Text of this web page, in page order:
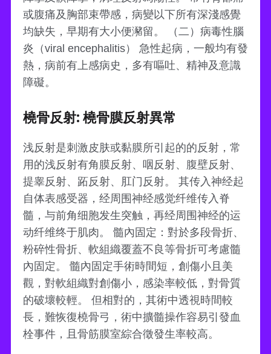
或腹痛及胸部束帶感，病變以下所有深淺感覺
均缺失，早期有大小便瀦留。 （二）病毒性腦
炎（viral encephalitis） 急性起病，一般均有發
熱，病前有上感病史，多有嘔吐、精神及意識
障礙。
橈骨反射: 橈骨膜反射異常
浅反射是刺激皮肤或黏膜所引起的的反射，常
用的浅反射有角膜反射、咽反射、腹壁反射、
提睾反射、跖反射、肛门反射。 其传入神经起
自体表感受器，经周围神经感觉纤维传入脊
髓，与前角细胞发生突触，再经周围神经的运
动纤维终于肌肉。 髓內固定：對於多段骨折、
粉碎性骨折、軟組織覆蓋不良等骨折可考慮髓
內固定。 髓內固定手術時間短，創傷小且美
觀，對軟組織對創傷小，感染率較低，對骨質
的破壞較輕。 但相對的，其術中透視時間較
長，難恢復橈骨弓，術中擴髓操作容易引發血
栓事件，且骨筋膜室綜合徵發生率較高。